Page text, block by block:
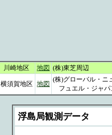
川崎地区 地図 (株)東芝周辺
横須賀地区 地図
(株)グローバル・ニ
フュエル・ジャパ
浮島局観測データ